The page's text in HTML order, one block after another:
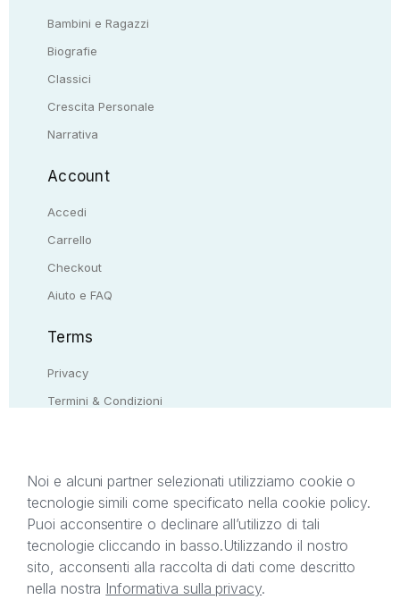
Bambini e Ragazzi
Biografie
Classici
Crescita Personale
Narrativa
Account
Accedi
Carrello
Checkout
Aiuto e FAQ
Terms
Privacy
Termini & Condizioni
Il presente sito web è di proprietà di StreetLib S.r.l.
C.F. e P.IVA 05338720963. StreetLib S.r.l. è
titolare di tutti i diritti di proprietà intellettuale
afferenti ai marchi, loghi e segni distintivi presenti
sul sito web. Si invita l’utente a prendere visione
Noi e alcuni partner selezionati utilizziamo cookie o
tecnologie simili come specificato nella cookie policy.
Puoi acconsentire o declinare all’utilizzo di tali
tecnologie cliccando in basso.Utilizzando il nostro
sito, acconsenti alla raccolta di dati come descritto
nella nostra Informativa sulla privacy.